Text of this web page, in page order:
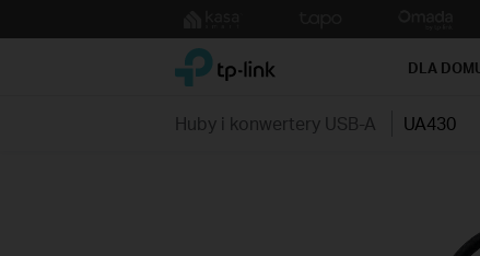
to
TP-Link, Reliably Smart DLA
Huby i konwertery USB-A UA430